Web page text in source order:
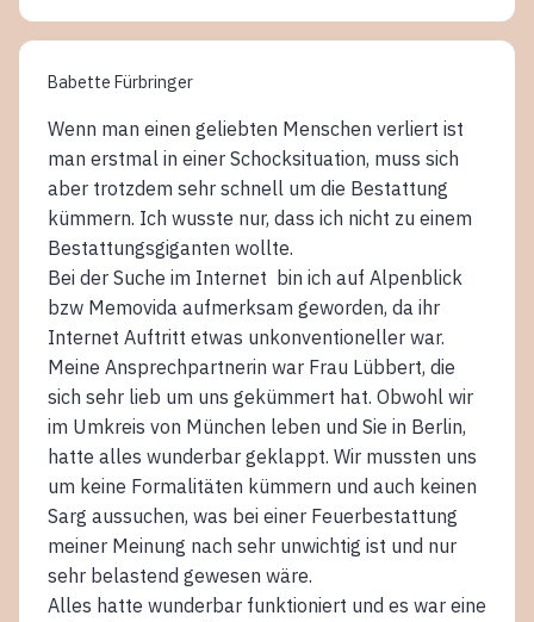
Babette Fürbringer
Wenn man einen geliebten Menschen verliert ist
man erstmal in einer Schocksituation, muss sich
aber trotzdem sehr schnell um die Bestattung
kümmern. Ich wusste nur, dass ich nicht zu einem
Bestattungsgiganten wollte.
Bei der Suche im Internet bin ich auf Alpenblick
bzw Memovida aufmerksam geworden, da ihr
Internet Auftritt etwas unkonventioneller war.
Meine Ansprechpartnerin war Frau Lübbert, die
sich sehr lieb um uns gekümmert hat. Obwohl wir
im Umkreis von München leben und Sie in Berlin,
hatte alles wunderbar geklappt. Wir mussten uns
um keine Formalitäten kümmern und auch keinen
Sarg aussuchen, was bei einer Feuerbestattung
meiner Meinung nach sehr unwichtig ist und nur
sehr belastend gewesen wäre.
Alles hatte wunderbar funktioniert und es war eine